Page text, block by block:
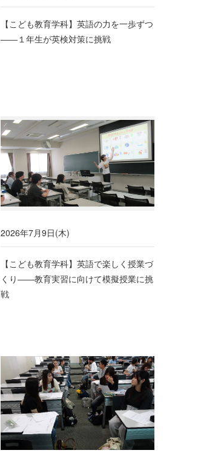
【こども教育学科】英語の力を一歩ずつ
――１年生が英検対策に挑戦
2026年7月9日(木)
【こども教育学科】英語で楽しく授業づ
くり――教育実習に向けて模擬授業に挑
戦